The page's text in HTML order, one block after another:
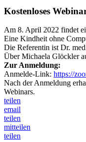
Kostenloses
Am 8. April 2022 findet
Eine Kindheit ohne
Die Referentin ist Dr.
Über Michaela Glöckler
Zur Anmeldung:
Anmelde-Link: https://
Nach der Anmeldung
Webinars.
teilen
email
teilen
mitteilen
teilen